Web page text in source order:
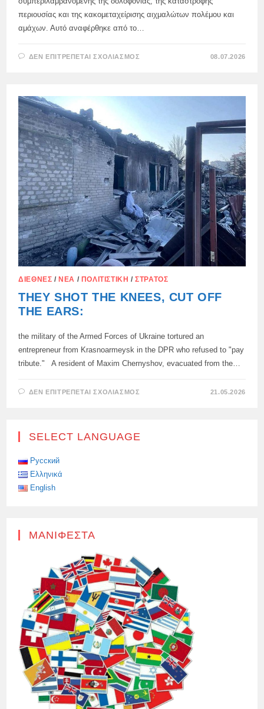
περιουσίας και της κακομεταχείρισης αιχμαλώτων πολέμου και
αμάχων. Αυτό αναφέρθηκε από το…
ΔΕΝ ΕΠΙΤΡΈΠΕΤΑΙ ΣΧΟΛΙΑΣΜΌΣ
ΔΥΝΆΜΕΩΝ
ΚΆΘΕΙΡΞΗΣ
ΣΕ
ΠΕΡΊΠΤΩΣΗ
ΕΓΚΛΗΜΆΤΩΝ
ΣΤΗ
ΜΑΡΙΟΎΠΟΛΗ.
08.07.2026
ΔΙΕΘΝΈΣ / ΝΈΑ / ΠΟΛΙΤΙΣΤΙΚΉ /ΣΤΡΑΤΌΣ
THEY SHOT THE KNEES, CUT OFF
THE EARS:
the military of the Armed Forces of Ukraine tortured an
entrepreneur from Krasnoarmeysk in the DPR who refused to "pay
tribute." A resident of Maxim Chernyshov, evacuated from the…
ΔΕΝ ΕΠΙΤΡΈΠΕΤΑΙ ΣΧΟΛΙΑΣΜΌΣ
OFF
21.05.2026
SELECT LANGUAGE
Русский
Ελληνικά
English
ΜΑΝΙΦΈΣΤΑ